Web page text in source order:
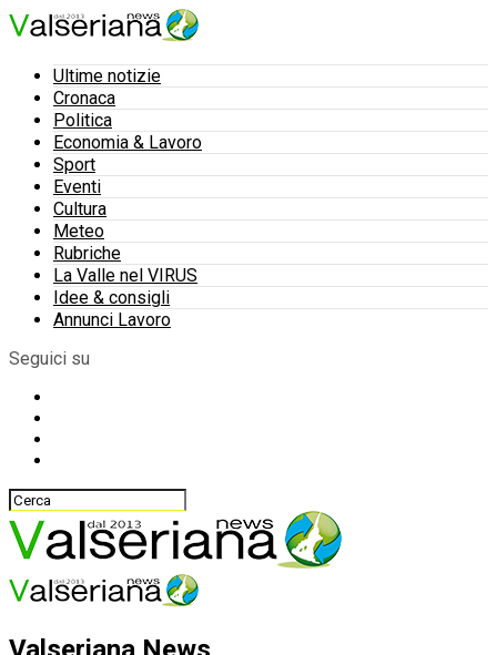
Ultime notizie
Cronaca
Politica
Economia & Lavoro
Sport
Eventi
Cultura
Meteo
Rubriche
La Valle nel VIRUS
Idee & consigli
Annunci Lavoro
Seguici su